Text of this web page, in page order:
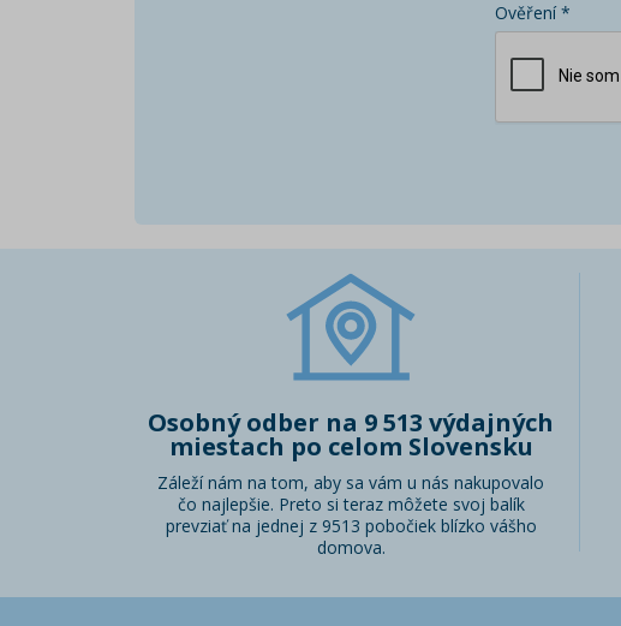
Ověření *
Osobný odber na 9 513 výdajných
miestach po celom Slovensku
Záleží nám na tom, aby sa vám u nás nakupovalo
čo najlepšie. Preto si teraz môžete svoj balík
prevziať na jednej z 9513 pobočiek blízko vášho
domova.